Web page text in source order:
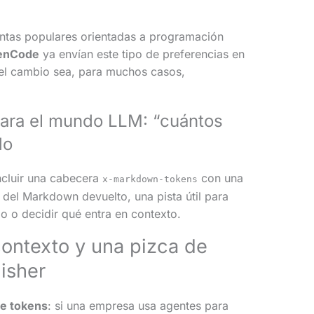
populares orientadas a programación
ya envían este tipo de preferencias en
cambio sea, para muchos casos,
el mundo LLM: “cuántos
una cabecera x-markdown-tokens con una
Markdown devuelto, una pista útil para
o decidir qué entra en contexto.
y una pizca de
tokens: si una empresa usa agentes para